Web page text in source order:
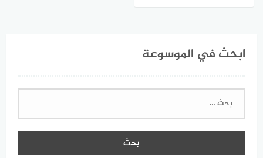
ابحث في الموسوعة
البحث